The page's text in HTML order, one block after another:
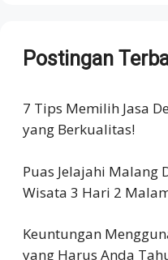
Postingan
7 Tips Memilih Jasa
yang Berkualitas!
Puas Jelajahi Malang
Wisata 3 Hari 2
Keuntungan
yang Harus Anda